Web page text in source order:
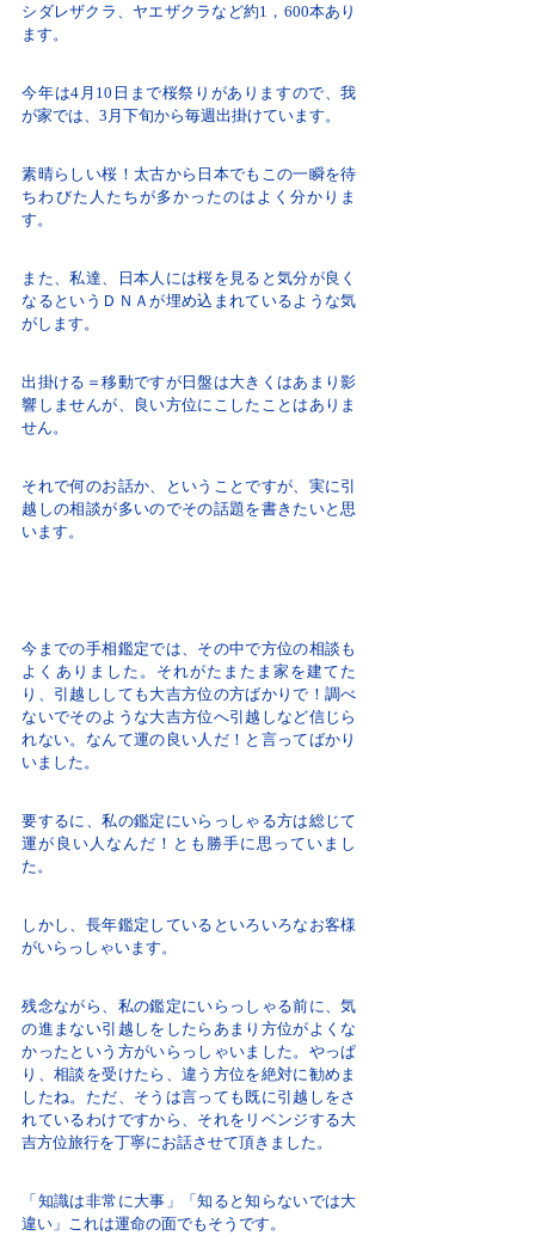
シダレザクラ、ヤエザクラなど約1，600本あり
ます。
今年は4月10日まで桜祭りがありますので、我
が家では、3月下旬から毎週出掛けています。
素晴らしい桜！太古から日本でもこの一瞬を待
ちわびた人たちが多かったのはよく分かりま
す。
また、私達、日本人には桜を見ると気分が良く
なるというＤＮＡが埋め込まれているような気
がします。
出掛ける＝移動ですが日盤は大きくはあまり影
響しませんが、良い方位にこしたことはありま
せん。
それで何のお話か、ということですが、実に引
越しの相談が多いのでその話題を書きたいと思
います。
今までの手相鑑定では、その中で方位の相談も
よくありました。それがたまたま家を建てた
り、引越ししても大吉方位の方ばかりで！調べ
ないでそのような大吉方位へ引越しなど信じら
れない。なんて運の良い人だ！と言ってばかり
いました。
要するに、私の鑑定にいらっしゃる方は総じて
運が良い人なんだ！とも勝手に思っていまし
た。
しかし、長年鑑定しているといろいろなお客様
がいらっしゃいます。
残念ながら、私の鑑定にいらっしゃる前に、気
の進まない引越しをしたらあまり方位がよくな
かったという方がいらっしゃいました。やっぱ
り、相談を受けたら、違う方位を絶対に勧めま
したね。ただ、そうは言っても既に引越しをさ
れているわけですから、それをリベンジする大
吉方位旅行を丁寧にお話させて頂きました。
「知識は非常に大事」「知ると知らないでは大
違い」これは運命の面でもそうです。